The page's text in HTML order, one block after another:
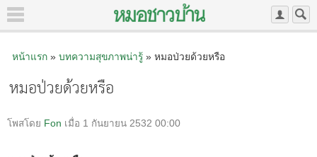
หน้าแรก» บทความสุขภาพน่ารู้» หมอป่วยด้วยหรือ
หมอป่วยด้วยหรือ
โพสโดย Fon เมื่อ 1 กันยายน 2532 00:00